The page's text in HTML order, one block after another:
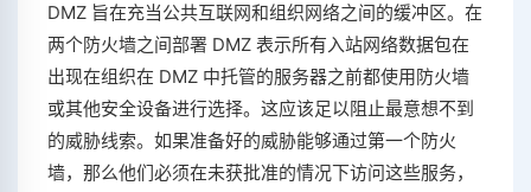
DMZ 旨在充当公共互联网和组织网络之间的缓冲区。在
两个防火墙之间部署 DMZ 表示所有入站网络数据包在
出现在组织在 DMZ 中托管的服务器之前都使用防火墙
或其他安全设备进行选择。这应该足以阻止最意想不到
的威胁线索。如果准备好的威胁能够通过第一个防火
墙，那么他们必须在未获批准的情况下访问这些服务，